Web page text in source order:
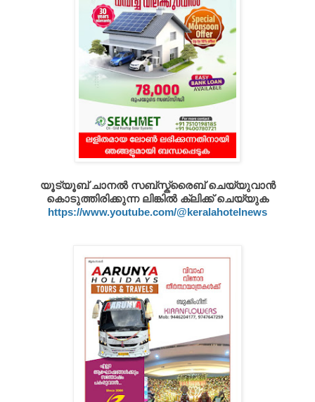
യൂട്യൂബ് ചാനൽ സബ്സ്ക്രൈബ് ചെയ്യുവാൻ
കൊടുത്തിരിക്കുന്ന ലിങ്കിൽ ക്ലിക്ക് ചെയ്യുക
https://www.youtube.com/@keralahotelnews